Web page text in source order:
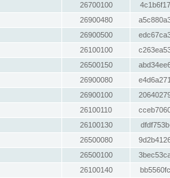
26700100
26900480
26900500
26100100
26500150
26900080
26900100
26100110
26100130
26500080
26500100
26100140